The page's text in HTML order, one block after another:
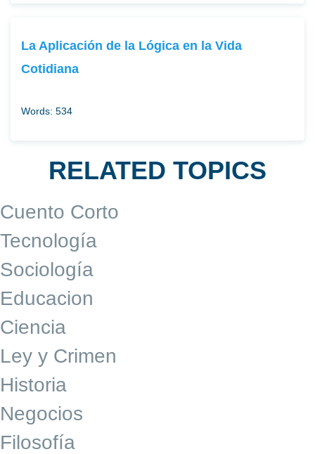
La Aplicación de la Lógica en la Vida
Cotidiana
Words: 534
RELATED TOPICS
Cuento Corto
Tecnología
Sociología
Educacion
Ciencia
Ley y Crimen
Historia
Negocios
Filosofía